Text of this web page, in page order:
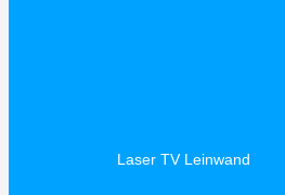
Laser TV Leinwand